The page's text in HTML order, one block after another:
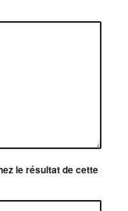
le résultat de cette